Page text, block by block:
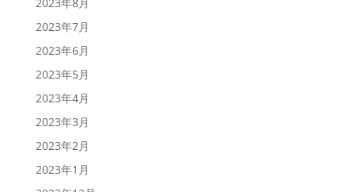
2023年7月
2023年6月
2023年5月
2023年4月
2023年3月
2023年2月
2023年1月